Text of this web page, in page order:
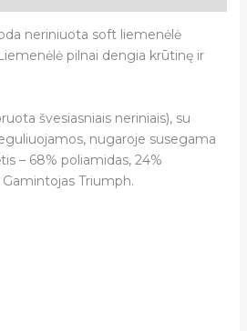
neriniuota soft liemenėlė
pilnai dengia krūtinę ir
švesiasniais neriniais), su
nugaroje susegama
– 68% poliamidas, 24%
Triumph.